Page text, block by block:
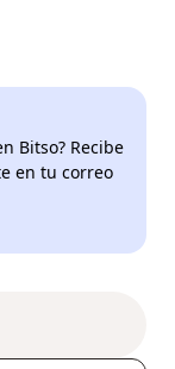
Bitso? Recibe
en tu correo